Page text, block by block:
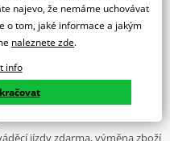
ochranu Vašeho
oblečení, doplňky i náhradní
i prodeji moto vybavení
jízdy zdarma, výměna zboží
najevo, že nemáme uchovávat
o tom, jaké informace a jakým
naleznete zde.
info